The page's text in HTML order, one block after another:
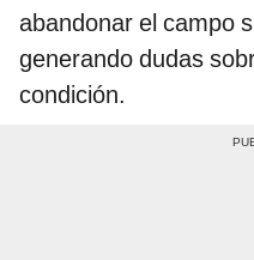
abandonar el campo
generando dudas
condición.